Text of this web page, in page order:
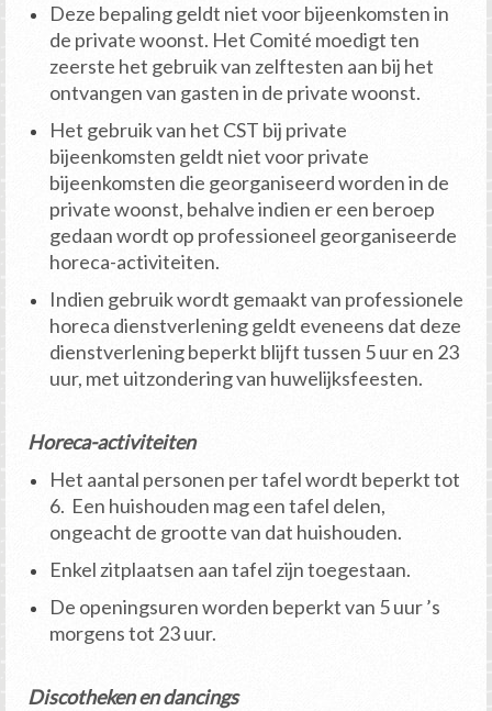
Deze bepaling geldt niet voor bijeenkomsten in
de private woonst. Het Comité moedigt ten
zeerste het gebruik van zelftesten aan bij het
ontvangen van gasten in de private woonst.
Het gebruik van het CST bij private
bijeenkomsten geldt niet voor private
bijeenkomsten die georganiseerd worden in de
private woonst, behalve indien er een beroep
gedaan wordt op professioneel georganiseerde
horeca-activiteiten.
Indien gebruik wordt gemaakt van professionele
horeca dienstverlening geldt eveneens dat deze
dienstverlening beperkt blijft tussen 5 uur en 23
uur, met uitzondering van huwelijksfeesten.
Horeca-activiteiten
Het aantal personen per tafel wordt beperkt tot
6. Een huishouden mag een tafel delen,
ongeacht de grootte van dat huishouden.
Enkel zitplaatsen aan tafel zijn toegestaan.
De openingsuren worden beperkt van 5 uur ’s
morgens tot 23 uur.
Discotheken en dancings